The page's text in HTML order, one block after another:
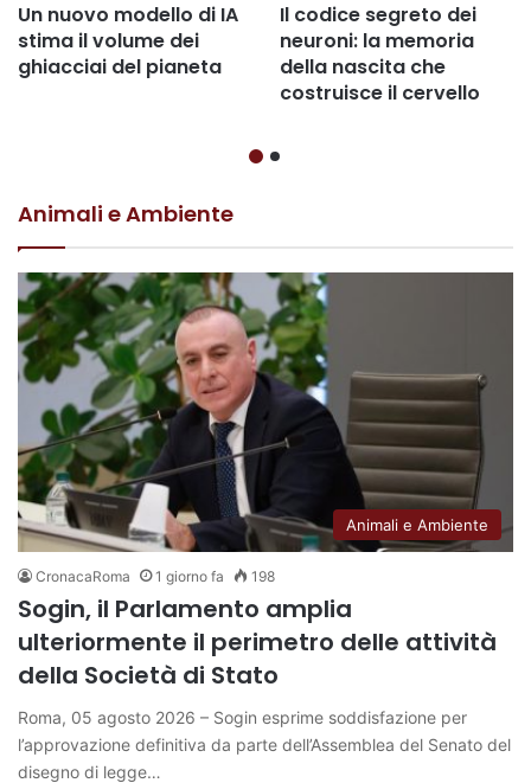
Un nuovo modello di IA
stima il volume dei
ghiacciai del pianeta
Il codice segreto dei
neuroni: la memoria
della nascita che
costruisce il cervello
Animali e Ambiente
Animali e Ambiente
CronacaRoma 1 giorno fa 198
Sogin, il Parlamento amplia
ulteriormente il perimetro delle attività
della Società di Stato
Roma, 05 agosto 2026 – Sogin esprime soddisfazione per
l’approvazione definitiva da parte dell’Assemblea del Senato del
disegno di legge…